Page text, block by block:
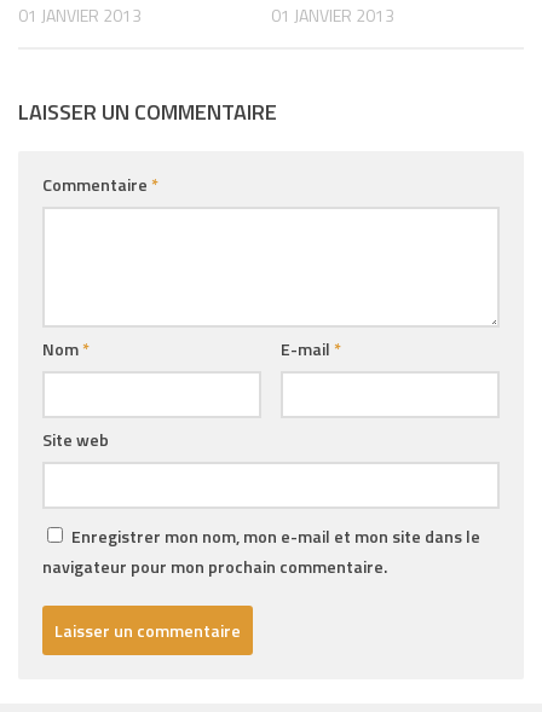
01 JANVIER 2013 01 JANVIER 2013
LAISSER UN COMMENTAIRE
Commentaire *
Nom* E-mail *
Site web
Enregistrer mon nom, mon e-mail et mon site dans le
navigateur pour mon prochain commentaire.